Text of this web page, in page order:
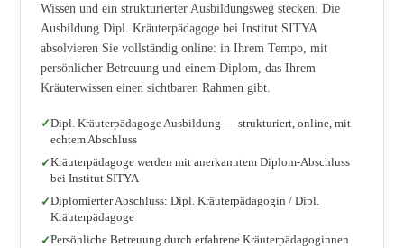
Wissen und ein strukturierter Ausbildungsweg stecken. Die
Ausbildung Dipl. Kräuterpädagoge bei Institut SITYA
absolvieren Sie vollständig online: in Ihrem Tempo, mit
persönlicher Betreuung und einem Diplom, das Ihrem
Kräuterwissen einen sichtbaren Rahmen gibt.
Dipl. Kräuterpädagoge Ausbildung — strukturiert, online, mit
echtem Abschluss
Kräuterpädagoge werden mit anerkanntem Diplom-Abschluss
bei Institut SITYA
Diplomierter Abschluss: Dipl. Kräuterpädagogin / Dipl.
Kräuterpädagoge
Persönliche Betreuung durch erfahrene Kräuterpädagoginnen